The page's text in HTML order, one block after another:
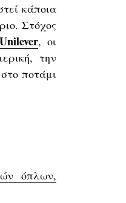
κάποια
Στόχος
Unilever, οι
την
ποτάμι
όπλων,